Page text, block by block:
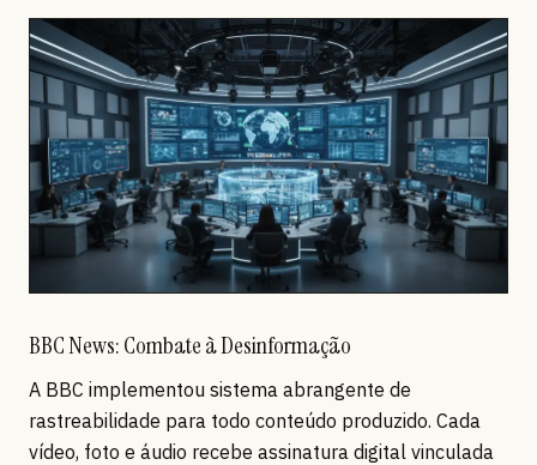
BBC News: Combate à Desinformação
A BBC implementou sistema abrangente de
rastreabilidade para todo conteúdo produzido. Cada
vídeo, foto e áudio recebe assinatura digital vinculada